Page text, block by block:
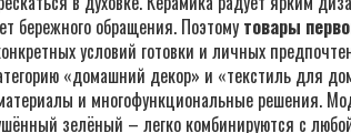
бережного обращения. Поэтому товары
условий готовки и личных
«домашний декор» и «текстиль для
и многофункциональные решения.
зелёный – легко комбинируются с